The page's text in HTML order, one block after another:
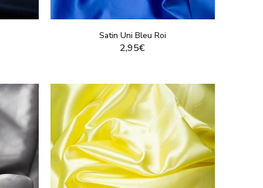
Satin Uni Bleu Roi
2,95€
VOIR LE PRODUIT